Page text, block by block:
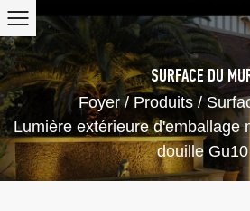
SURFACE DU
Foyer/ Produits/
Lumière extérieure d'emballage
douille Gu10